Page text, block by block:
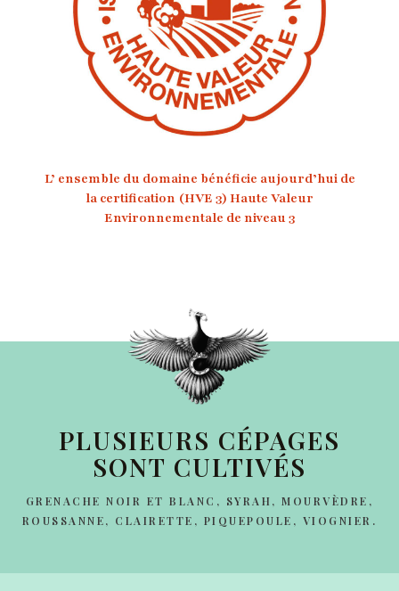
L’ ensemble du domaine bénéficie aujourd’hui de
la certification (HVE 3) Haute Valeur
Environnementale de niveau 3
PLUSIEURS CÉPAGES
SONT CULTIVÉS
GRENACHE NOIR ET BLANC, SYRAH, MOURVÈDRE,
ROUSSANNE, CLAIRETTE, PIQUEPOULE, VIOGNIER.